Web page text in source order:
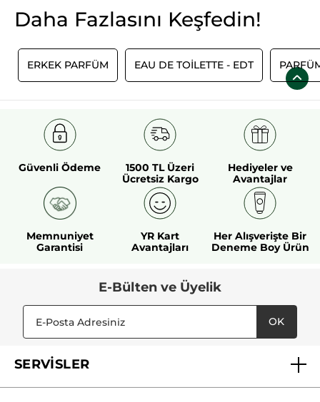
Daha Fazlasını Keşfedin!
ERKEK PARFÜM EAU DE TOILETTE - EDT
Güvenli Ödeme
1500 TL Üzeri
Ücretsiz Kargo
Hediyeler ve
Avantajlar
Memnuniyet
Garantisi
YR Kart
Avantajları
Her Alışverişte Bir
Deneme Boy Ürün
E-Bülten ve Üyelik
OK
SERVİSLER